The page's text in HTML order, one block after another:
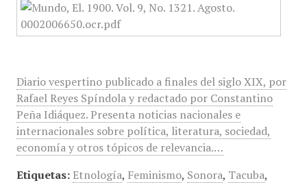
Diario vespertino publicado a finales del siglo XIX, por
Rafael Reyes Spíndola y redactado por Constantino
Peña Idiáquez. Presenta noticias nacionales e
internacionales sobre política, literatura, sociedad,
economía y otros tópicos de relevancia.…
Etiquetas: Etnología, Feminismo, Sonora, Tacuba,